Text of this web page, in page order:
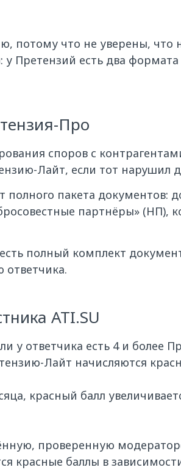
потому что не уверены, что
Претензий есть два
Про
споров с
Лайт, если тот нарушил
пакета документов:
партнёры» (НП),
полный комплект
ответчика.
ATI.SU
у ответчика есть 4 и более
Лайт начисляются
красный балл
проверенную
красные баллы в